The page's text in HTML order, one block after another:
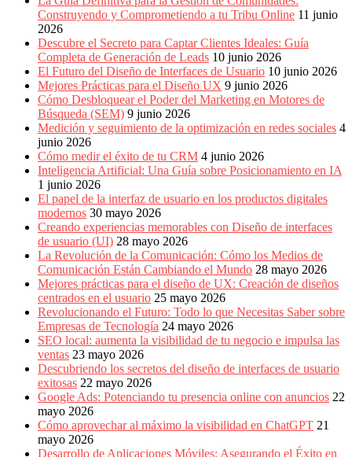
Construyendo y Comprometiendo a tu Tribu Online 11 junio
2026
Descubre el Secreto para Captar Clientes Ideales: Guía
Completa de Generación de Leads 10 junio 2026
El Futuro del Diseño de Interfaces de Usuario 10 junio 2026
Mejores Prácticas para el Diseño UX 9 junio 2026
Cómo Desbloquear el Poder del Marketing en Motores de
Búsqueda (SEM) 9 junio 2026
Medición y seguimiento de la optimización en redes sociales 4
junio 2026
Cómo medir el éxito de tu CRM 4 junio 2026
Inteligencia Artificial: Una Guía sobre Posicionamiento en IA
1 junio 2026
El papel de la interfaz de usuario en los productos digitales
modernos 30 mayo 2026
Creando experiencias memorables con Diseño de interfaces
de usuario (UI) 28 mayo 2026
La Revolución de la Comunicación: Cómo los Medios de
Comunicación Están Cambiando el Mundo 28 mayo 2026
Mejores prácticas para el diseño de UX: Creación de diseños
centrados en el usuario 25 mayo 2026
Revolucionando el Futuro: Todo lo que Necesitas Saber sobre
Empresas de Tecnología 24 mayo 2026
SEO local: aumenta la visibilidad de tu negocio e impulsa las
ventas 23 mayo 2026
Descubriendo los secretos del diseño de interfaces de usuario
exitosas 22 mayo 2026
Google Ads: Potenciando tu presencia online con anuncios 22
mayo 2026
Cómo aprovechar al máximo la visibilidad en ChatGPT 21
mayo 2026
Desarrollo de Aplicaciones Móviles: Asegurando el Éxito en